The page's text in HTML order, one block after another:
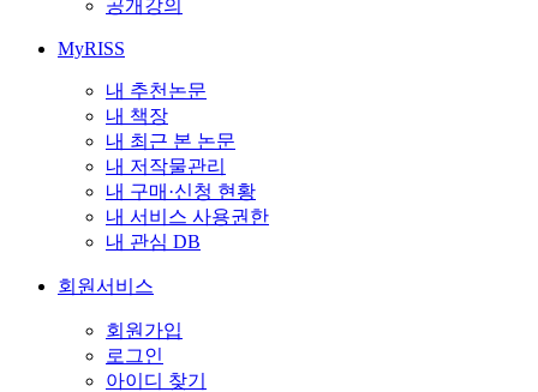
공개강의
MyRISS
내 추천논문
내 책장
내 최근 본 논문
내 저작물관리
내 구매·신청 현황
내 서비스 사용권한
내 관심 DB
회원서비스
회원가입
로그인
아이디 찾기